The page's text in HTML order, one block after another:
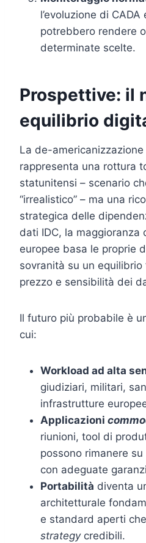
l’evoluzione di CADA
potrebbero rendere
determinate scelte.
Prospettive: il
equilibrio
La de-
rappresenta una rottura
statunitensi – scenario
“irrealistico” – ma una
strategica delle
dati IDC, la maggioranza
europee basa le proprie
sovranità su un equilibrio
prezzo e sensibilità dei
Il futuro più probabile è
cui:
Workload ad alta
giudiziari, militari,
infrastrutture
Applicazioni
riunioni, tool di
possono rimanere
con adeguate
Portabilità diventa
architetturale
e standard aperti
strategycredibili.